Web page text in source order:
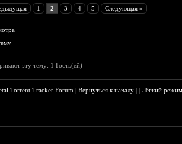
1 2 3 4 5 Следующая »
эту тему: 1 Гость(ей)
Torrent Tracker Forum |Вернуться к началу ||Лёгкий